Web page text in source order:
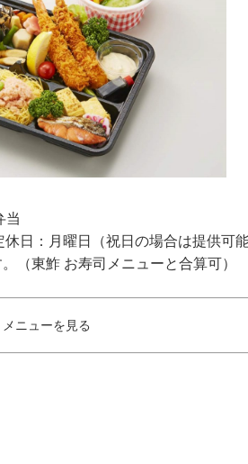
当
日：月曜日（祝日の場合は提供可
（東鮓 お寿司メニューと合算可）
メニューを見る